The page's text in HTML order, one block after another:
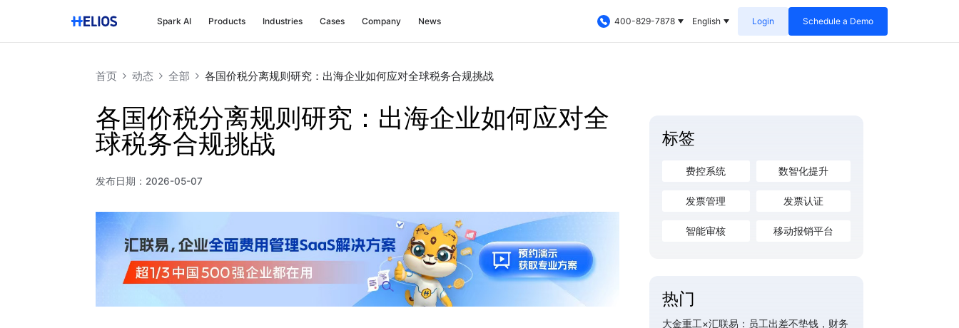
Spark AI Products Industries Cases Company News 400-829-7878 English Login Schedule a Demo
首页 动态 全部 各国价税分离规则研究：出海企业如何应对全球税务合规挑战
各国价税分离规则研究：出海企业如何应对全
球税务合规挑战
发布日期： 2026-05-07
标签
费控系统 数智化提升
发票管理 发票认证
智能审核 移动报销平台
热门
大金重工×汇联易：员工出差不垫钱，财务